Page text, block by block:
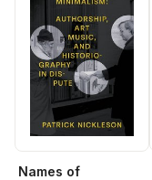
Names of